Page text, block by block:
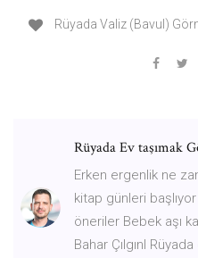
Rüyada Valiz (Bavul)
Rüyada Ev taşımak
Erken ergenlik ne
kitap günleri
öneriler Bebek aşı
Bahar Çılgınl